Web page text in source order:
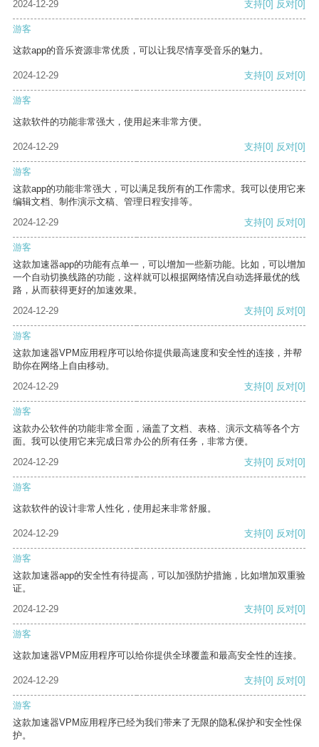
2024-12-29 支持[0] 反对[0]
游客
这款app的音乐资源非常优质，可以让我尽情享受音乐的魅力。
2024-12-29 支持[0] 反对[0]
游客
这款软件的功能非常强大，使用起来非常方便。
2024-12-29 支持[0] 反对[0]
游客
这款app的功能非常强大，可以满足我所有的工作需求。我可以使用它来
编辑文档、制作演示文稿、管理日程安排等。
2024-12-29
支持[0] 反对[0]
游客
这款加速器app的功能有点单一，可以增加一些新功能。比如，可以增加
一个自动切换线路的功能，这样就可以根据网络情况自动选择最优的线
路，从而获得更好的加速效果。
2024-12-29
支持[0] 反对[0]
游客
这款加速器VPM应用程序可以给你提供最高速度和安全性的连接，并帮
助你在网络上自由移动。
2024-12-29
支持[0] 反对[0]
游客
这款办公软件的功能非常全面，涵盖了文档、表格、演示文稿等各个方
面。我可以使用它来完成日常办公的所有任务，非常方便。
2024-12-29
支持[0] 反对[0]
游客
这款软件的设计非常人性化，使用起来非常舒服。
2024-12-29 支持[0] 反对[0]
游客
这款加速器app的安全性有待提高，可以加强防护措施，比如增加双重验
证。
2024-12-29
支持[0] 反对[0]
游客
这款加速器VPM应用程序可以给你提供全球覆盖和最高安全性的连接。
2024-12-29 支持[0] 反对[0]
游客
这款加速器VPM应用程序已经为我们带来了无限的隐私保护和安全性保
护。